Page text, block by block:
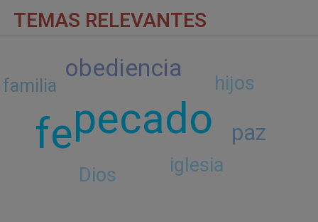
TEMAS RELEVANTES
pecado
fe
obediencia
paz
iglesia
hijos
Dios
familia